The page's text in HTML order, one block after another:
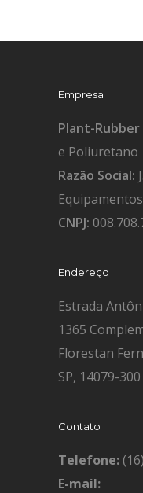
Empresa
Plant-Rubber
e Poliuretano
Razão Social:
CNPJ:
Endereço
Estrada
1365
Florestan
SP, 14079-300
Contato
Telefone:
E-mail: